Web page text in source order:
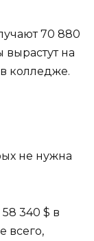
70 880
вырастут на
колледже.
58 340 $ в
всего,